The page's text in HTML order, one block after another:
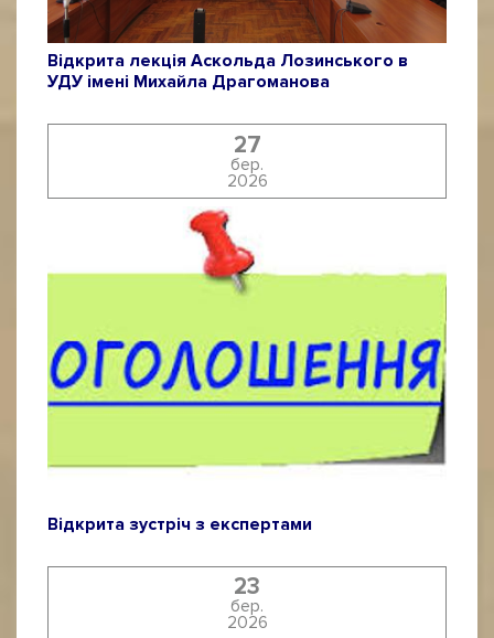
Відкрита лекція Аскольда Лозинського в
УДУ імені Михайла Драгоманова
27
бер.
2026
Відкрита зустріч з експертами
23
бер.
2026